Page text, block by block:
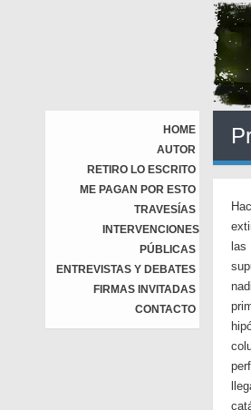
HOME
AUTOR
RETIRO LO ESCRITO
ME PAGAN POR ESTO
TRAVESÍAS
INTERVENCIONES
PÚBLICAS
ENTREVISTAS Y DEBATES
FIRMAS INVITADAS
CONTACTO